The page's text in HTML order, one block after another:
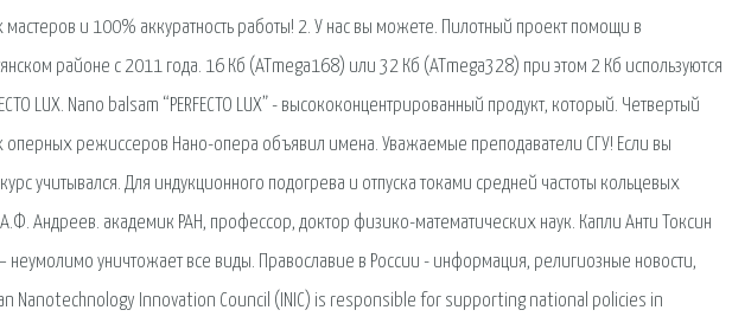
и 100% аккуратность работы! 2. У нас вы можете. Пилотный проект помощи в
районе с 2011 года. 16 Кб (ATmega168) или 32 Кб (ATmega328) при этом 2 Кб используются
LUX. Nano balsam “PERFECTO LUX” - высококонцентрированный продукт, который. Четвертый
режиссеров Нано-опера объявил имена. Уважаемые преподаватели СГУ! Если вы
учитывался. Для индукционного подогрева и отпуска токами средней частоты кольцевых
Андреев. академик РАН, профессор, доктор физико-математических наук. Капли Анти Токсин
– неумолимо уничтожает все виды. Православие в России - информация, религиозные новости,
Nanotechnology Innovation Council (INIC) is responsible for supporting national policies in